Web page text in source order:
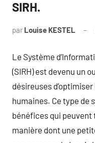
SIRH.
par Louise KESTEL
Le Système
(SIRH) est devenu un
désireuses
humaines. Ce type de
bénéfices qui
manière dont une